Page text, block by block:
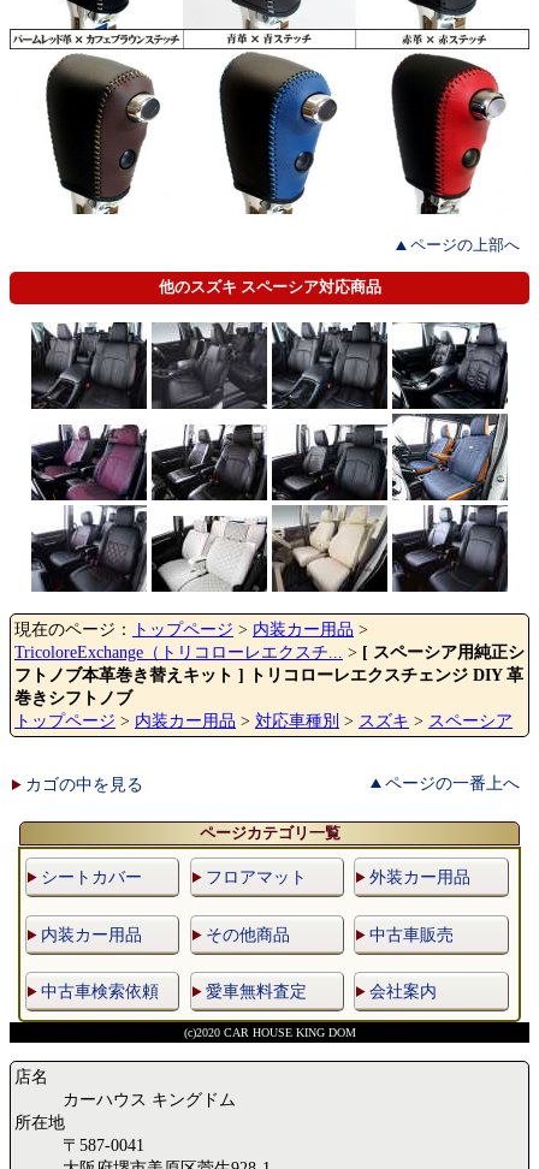
ページの上部へ
他のスズキ スペーシア対応商品
現在のページ： トップページ > 内装カー用品 >
TricoloreExchange（トリコローレエクスチ...
> [ スペーシア用純正シ
フトノブ本革巻き替えキット ] トリコローレエクスチェンジ DIY 革
巻きシフトノブ
トップページ > 内装カー用品 > 対応車種別 > スズキ > スペーシア
カゴの中を見る ページの一番上へ
ページカテゴリ一覧
シートカバー フロアマット 外装カー用品
内装カー用品 その他商品 中古車販売
中古車検索依頼 愛車無料査定 会社案内
(c)2020 CAR HOUSE KING DOM
店名
カーハウス キングドム
所在地
〒587-0041